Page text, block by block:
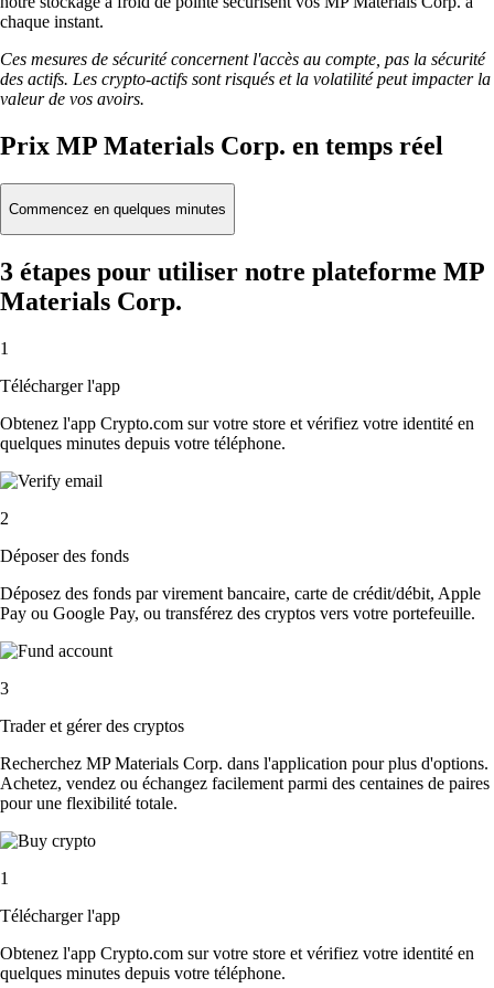
chaque instant.
Ces mesures de sécurité concernent l'accès au compte, pas la sécurité
des actifs. Les crypto-actifs sont risqués et la volatilité peut impacter la
valeur de vos avoirs.
Prix MP Materials Corp. en temps réel
Commencez en quelques minutes
3 étapes pour utiliser notre plateforme MP
Materials Corp.
1
Télécharger l'app
Obtenez l'app Crypto.com sur votre store et vérifiez votre identité en
quelques minutes depuis votre téléphone.
2
Déposer des fonds
Déposez des fonds par virement bancaire, carte de crédit/débit, Apple
Pay ou Google Pay, ou transférez des cryptos vers votre portefeuille.
3
Trader et gérer des cryptos
Recherchez MP Materials Corp. dans l'application pour plus d'options.
Achetez, vendez ou échangez facilement parmi des centaines de paires
pour une flexibilité totale.
1
Télécharger l'app
Obtenez l'app Crypto.com sur votre store et vérifiez votre identité en
quelques minutes depuis votre téléphone.